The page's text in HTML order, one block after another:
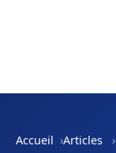
Accueil Articles